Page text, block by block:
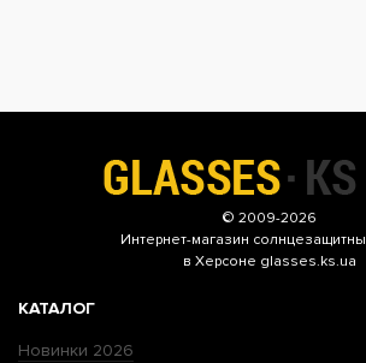
© 2009-2026
Интернет-магазин
в Херсоне glasses.ks.ua
КАТАЛОГ
Новинки 2026